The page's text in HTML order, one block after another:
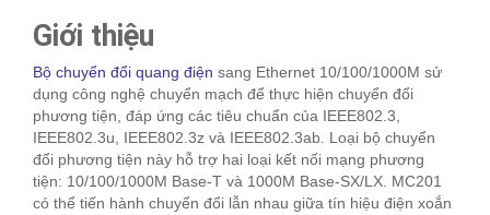
Giới thiệu
Bộ chuyển đổi quang điện sang Ethernet 10/100/1000M sử
dụng công nghệ chuyển mạch để thực hiện chuyển đổi
phương tiện, đáp ứng các tiêu chuẩn của IEEE802.3,
IEEE802.3u, IEEE802.3z và IEEE802.3ab. Loại bộ chuyển
đổi phương tiện này hỗ trợ hai loại kết nối mạng phương
tiện: 10/100/1000M Base-T và 1000M Base-SX/LX. MC201
có thể tiến hành chuyển đổi lẫn nhau giữa tín hiệu điện xoắn